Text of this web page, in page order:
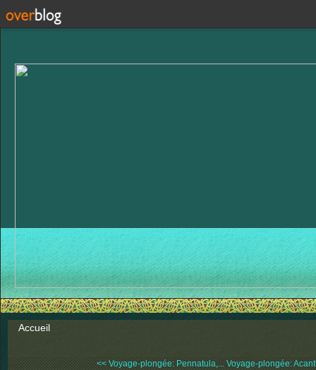
Accueil
<< Voyage-plongée: Pennatula,... Voyage-plongée: